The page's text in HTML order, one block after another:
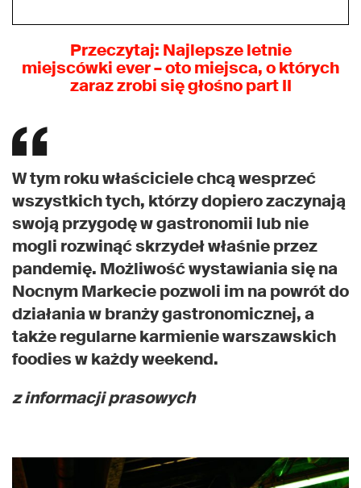
Przeczytaj: Najlepszeletnie
miejscówkiever – oto miejsca, o których
zaraz zrobi się głośnopart II
W tym roku właściciele chcą wesprzeć
wszystkich tych, którzy dopiero zaczynają
swoją przygodę w gastronomii lub nie
mogli rozwinąć skrzydeł właśnie przez
pandemię. Możliwość wystawiania się na
Nocnym Markecie pozwoli im na powrót do
działania w branży gastronomicznej, a
także regularne karmienie warszawskich
foodies w każdy weekend.
z informacji prasowych